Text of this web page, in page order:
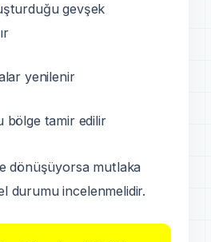
gevşek
yenilenir
bölge tamir edilir
dönüşüyorsa mutlaka
durumu incelenmelidir.